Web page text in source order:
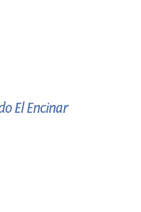
El Encinar